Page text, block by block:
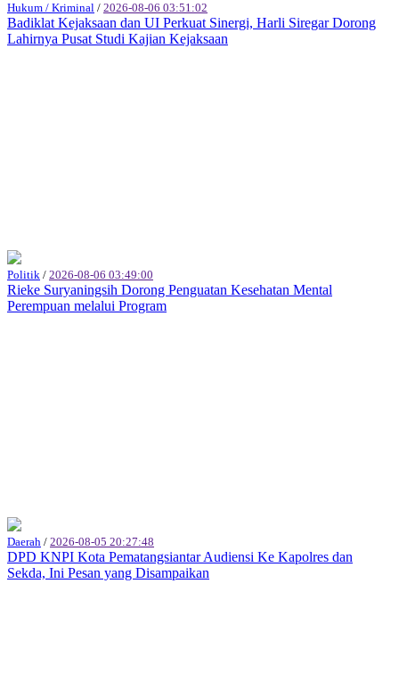
Hukum / Kriminal / 2026-08-06 03:51:02
Badiklat Kejaksaan dan UI Perkuat Sinergi, Harli Siregar Dorong
Lahirnya Pusat Studi Kajian Kejaksaan
Politik / 2026-08-06 03:49:00
Rieke Suryaningsih Dorong Penguatan Kesehatan Mental
Perempuan melalui Program
Daerah / 2026-08-05 20:27:48
DPD KNPI Kota Pematangsiantar Audiensi Ke Kapolres dan
Sekda, Ini Pesan yang Disampaikan